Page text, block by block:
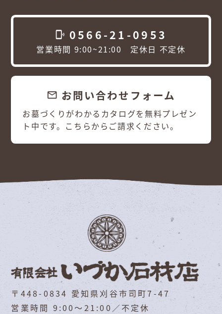
phonelink_ring 0566-21-0953
営業時間 9:00~21:00 定休日 不定休
email お問い合わせフォーム
お墓づくりがわかるカタログを無料プレゼン
ト中です。こちらからご請求ください。
〒448-0834 愛知県刈谷市司町7-47
営業時間 9:00～21:00／不定休